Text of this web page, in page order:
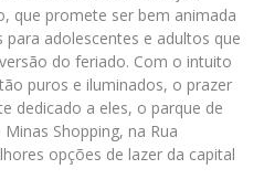
que promete ser bem animada
adolescentes e adultos que
do feriado. Com o intuito
puros e iluminados, o prazer
dedicado a eles, o parque de
Shopping, na Rua
opções de lazer da capital